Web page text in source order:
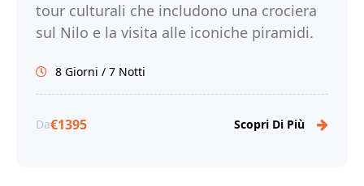
tour culturali che includono una crociera
sul Nilo e la visita alle iconiche piramidi.
Prenota ora con Tour Egitto!
8 Giorni / 7 Notti
Da€1395 Scopri Di Più